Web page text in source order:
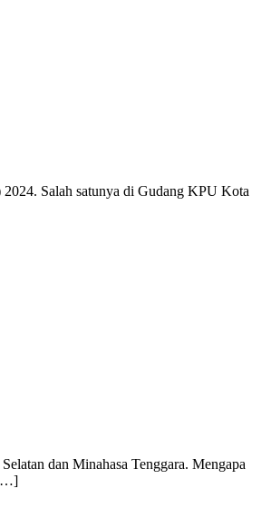
Salah satunya di Gudang KPU Kota
dan Minahasa Tenggara. Mengapa
[…]